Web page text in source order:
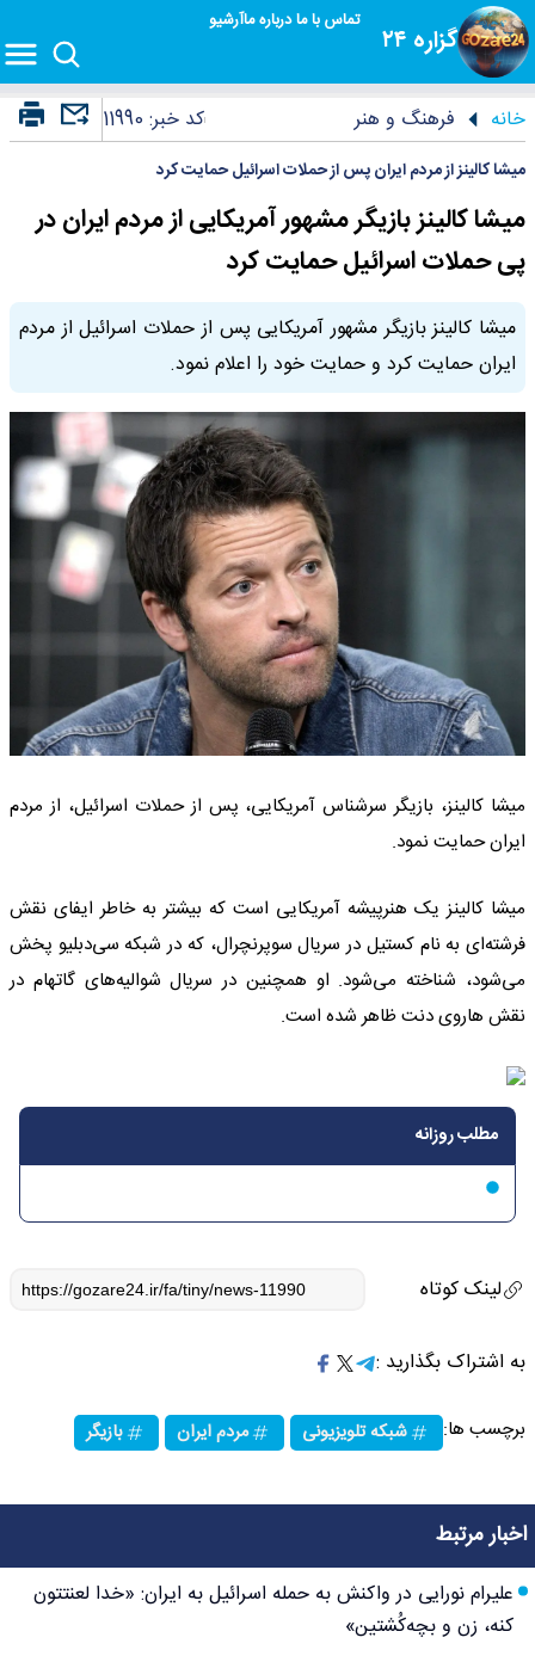
گزاره ۲۴
تماس با مادرباره ماآرشیو
خانه فرهنگ و هنر کد خبر: 11990
میشا کالینز از مردم ایران پس از حملات اسرائیل حمایت کرد
میشا کالینز بازیگر مشهور آمریکایی از مردم ایران در
پی حملات اسرائیل حمایت کرد
میشا کالینز بازیگر مشهور آمریکایی پس از حملات اسرائیل از مردم
ایران حمایت کرد و حمایت خود را اعلام نمود.
میشا کالینز، بازیگر سرشناس آمریکایی، پس از حملات اسرائیل، از مردم
ایران حمایت نمود.
میشا کالینز یک هنرپیشه آمریکایی است که بیشتر به خاطر ایفای نقش
فرشته‌ای به نام کستیل در سریال سوپرنچرال، که در شبکه سی‌دبلیو پخش
می‌شود، شناخته می‌شود. او همچنین در سریال شوالیه‌های گاتهام در
نقش هاروی دنت ظاهر شده است.
مطلب روزانه
لینک کوتاه
به اشتراک بگذارید :
برچسب ها: شبکه تلویزیونی مردم ایران بازیگر
اخبار مرتبط
علیرام نورایی در واکنش به حمله اسرائیل به ایران: «خدا لعنتتون
کنه، زن و بچه‌کُشتین»